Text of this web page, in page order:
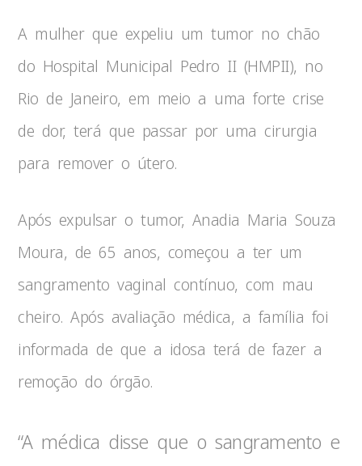
A mulher que expeliu um tumor no chão
do Hospital Municipal Pedro II (HMPII), no
Rio de Janeiro, em meio a uma forte crise
de dor, terá que passar por uma cirurgia
para remover o útero.
Após expulsar o tumor, Anadia Maria Souza
Moura, de 65 anos, começou a ter um
sangramento vaginal contínuo, com mau
cheiro. Após avaliação médica, a família foi
informada de que a idosa terá de fazer a
remoção do órgão.
“A médica disse que o sangramento e